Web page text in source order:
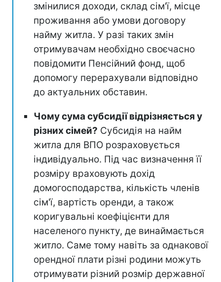
змінилися доходи, склад сім'ї, місце
проживання або умови договору
найму житла. У разі таких змін
отримувачам необхідно своєчасно
повідомити Пенсійний фонд, щоб
допомогу перерахували відповідно
до актуальних обставин.
Чому сума субсидії відрізняється у
різних сімей? Субсидія на найм
житла для ВПО розраховується
індивідуально. Під час визначення її
розміру враховують дохід
домогосподарства, кількість членів
сім'ї, вартість оренди, а також
коригувальні коефіцієнти для
населеного пункту, де винаймається
житло. Саме тому навіть за однакової
орендної плати різні родини можуть
отримувати різний розмір державної